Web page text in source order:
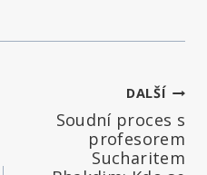
DALŠÍ
Soudní proces s
profesorem
Sucharitem